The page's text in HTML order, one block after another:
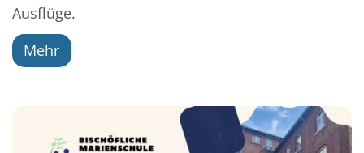
Ausflüge.
Mehr